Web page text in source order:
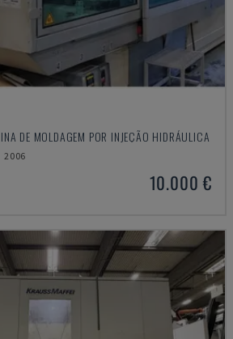
DE MOLDAGEM POR INJEÇÃO HIDRÁULICA
2006
10.000 €